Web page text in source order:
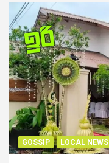
GOSSIP LOCAL NEWS